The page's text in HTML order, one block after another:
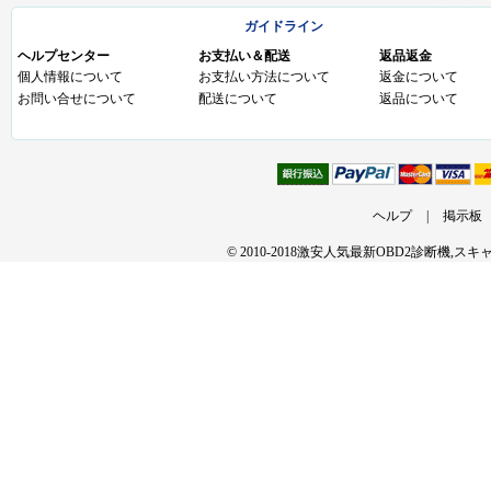
ガイドライン
ヘルプセンター
個人情報について
お問い合せについて
お支払い＆配送
お支払い方法について
配送について
返品返金
返金について
返品について
ヘルプ 掲示板
© 2010-2018激安人気最新OBD2診断機,スキ